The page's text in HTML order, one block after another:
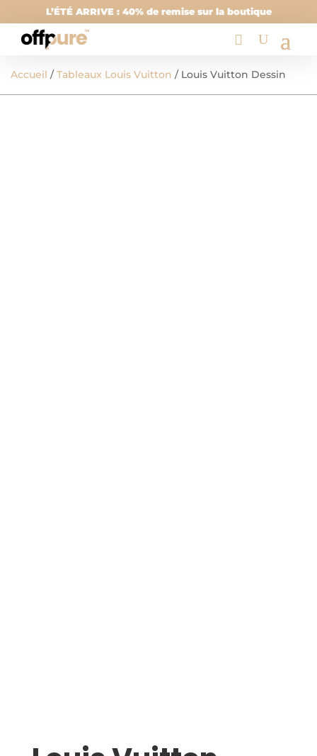
L’ÉTÉ ARRIVE : 40% de remise sur la boutique
Accueil /Tableaux Louis Vuitton / Louis Vuitton Dessin